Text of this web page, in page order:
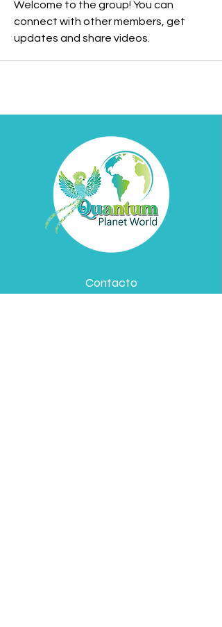
Welcome to the group! You can
connect with other members, get
updates and share videos.
Contacto